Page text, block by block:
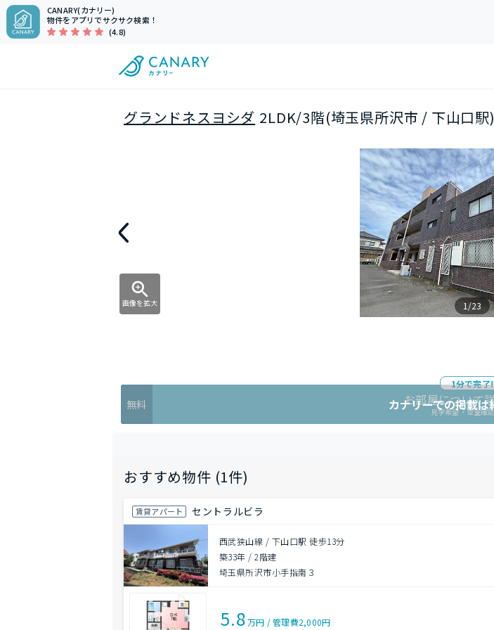
CANARY(カナリー)
物件をアプリでサクサク検索！
(4.8)
グランドネスヨシダ 2LDK/3階(埼玉県所沢市 / 下山口駅
画像を拡大 1/23
1分で完了!
無料 お部屋について
見学希望・空室確
カナリーでの掲載は
おすすめ物件 (1件)
賃貸アパート セントラルビラ
西武狭山線 / 下山口駅 徒歩13分
築33年 /2階建
埼玉県所沢市小手指南３
5.8万円 /管理費2,000円